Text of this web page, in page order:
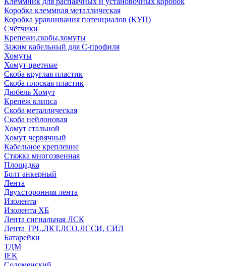
Коробка клеммная металлическая
Коробка уравнивания потенциалов (КУП)
Счётчики
Крепежи,скобы,хомуты
Зажим кабельный для С-профиля
Хомуты
Хомут цветные
Скоба круглая пластик
Скоба плоская пластик
Дюбель Хомут
Крепеж клипса
Скоба металлическая
Скоба нейлоновая
Хомут стальной
Хомут червячный
Кабельное крепление
Стяжка многозвенная
Площадка
Болт анкерный
Лента
Двухсторонняя лента
Изолента
Изолента ХБ
Лента сигнальная ЛСК
Лента TPL,ЛКТ,ЛСО,ЛССИ, СИЛ
Батарейки
ТДМ
IEK